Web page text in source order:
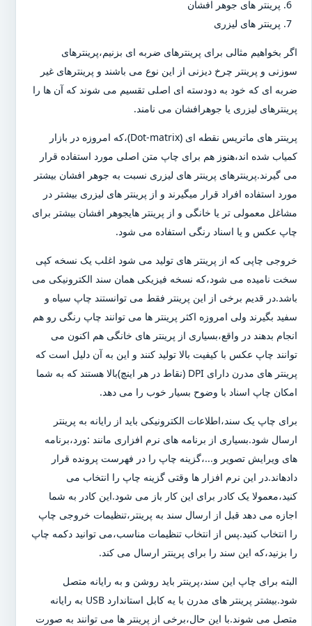
پرینتر های جوهر افشان
پرینتر های لیزری
اگر بخواهیم مثالی برای پرینترهای ضربه ای بزنیم،پرینترهای
سوزنی و پرینتر چرخ دیزنی از این نوع می باشند و پرینترهای غیر
ضربه ای که خود به دودسته ای اصلی تقسیم می شوند که آن ها را
پرینترهای لیزری یا جوهرافشان می نامند.
پرینتر های ماتریس نقطه ای (Dot-matrix)،که امروزه در بازار
کمیاب شده اند،هنوز هم برای چاپ متن اصلی مورد استفاده قرار
می گیرند.پرینترهای پرینتر های لیزری نسبت به جوهر افشان بیشتر
مورد استفاده افراد قرار میگیرند و از پرینتر های لیزری بیشتر در
مشاغل معمولی تر یا خانگی و از پرینتر هایجوهر افشان بیشتر برای
چاپ عکس و یا اسناد رنگی استفاده می شود.
خروجی چاپی که از پرینتر های تولید می شود اغلب یک نسخه کپی
سخت نامیده می شود،که نسخه فیزیکی همان سند الکترونیکی می
باشد.در قدیم برخی از این پرینتر فقط می توانستند چاپ سیاه و
سفید بگیرند ولی امروزه اکثر پرینتر ها می توانند چاپ رنگی رو هم
انجام بدهند در واقع،بسیاری از پرینتر های خانگی هم اکنون می
توانند چاپ عکس با کیفیت بالا تولید کنند و این به آن دلیل است که
پرینتر های مدرن دارای DPI (نقاط در هر اینچ)بالا هستند که به شما
امکان چاپ اسناد با وضوح بسیار خوب را می دهد.
برای چاپ یک سند،اطلاعات الکترونیکی باید از رایانه به پرینتر
ارسال شود.بسیاری از برنامه های نرم افزاری مانند :ورد،برنامه
های ویرایش تصویر و...،گزینه چاپ را در فهرست پرونده قرار
دادهاند.در این نرم افزار ها وقتی گزینه چاپ را انتخاب می
کنید،معمولا یک کادر برای این کار باز می شود.این کادر به شما
اجازه می دهد قبل از ارسال سند به پرینتر،تنظیمات خروجی چاپ
را انتخاب کنید.پس از انتخاب تنظیمات مناسب،می توانید دکمه چاپ
را بزنید،که این سند را برای پرینتر ارسال می کند.
البته برای چاپ این سند،پرینتر باید روشن و به رایانه متصل
شود.بیشتر پرینتر های مدرن با یه کابل استاندارد USB به رایانه
متصل می شوند.با این حال،برخی از پرینتر ها می توانند به صورت